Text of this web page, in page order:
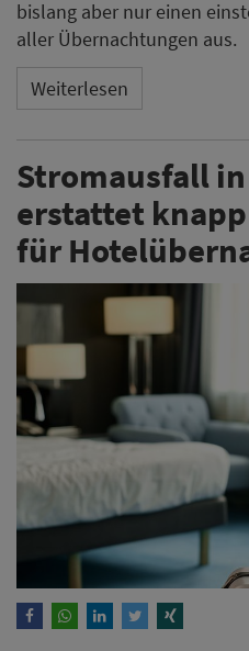
bislang aber nur einen
aller Übernachtungen aus.
Weiterlesen
Stromausfall
erstattet
für